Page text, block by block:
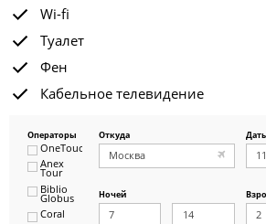
Wi-fi
Туалет
Фен
Кабельное телевидение
Операторы
OneTouch&Travel
Anex
Tour
Biblio
Globus
Coral
Откуда
Ночей